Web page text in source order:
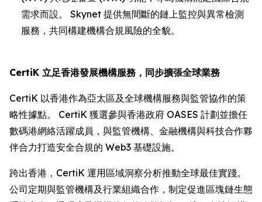
需求而設。 Skynet 提供無間斷的鏈上監控與異常檢測
服務，共同構建機構合規風險的全貌。
CertiK 立足香港發展機構服務，同步擴張全球業務
CertiK 以香港作為亞太區及全球機構服務與監管協作的策
略性據點。 CertiK 獲選參與香港政府 OASES 計劃並擔任
數碼港網絡活躍成員，與監管機構、金融機構與科技合作夥
伴合力打造安全合規的 Web3 基礎設施。
跨出香港，CertiK 運用區域洞察分析推動全球最佳實踐。
公司定期與監管機構及行業組織合作，制定促進區塊鏈生態